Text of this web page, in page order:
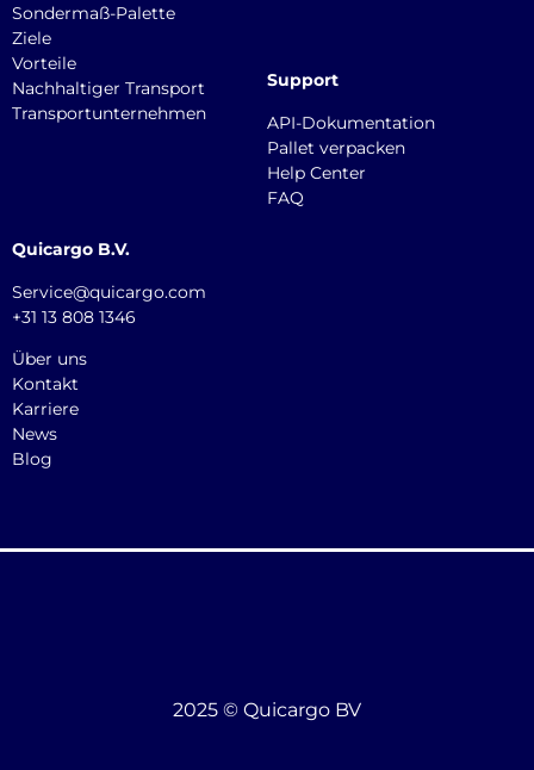
Sondermaß-Palette
Ziele
Vorteile
Nachhaltiger Transport
Transportunternehmen
Support
API-Dokumentation
Pallet verpacken
Help Center
FAQ
Quicargo B.V.
Service@quicargo.com
+31 13 808 1346
Über uns
Kontakt
Karriere
News
Blog
2025 © Quicargo BV